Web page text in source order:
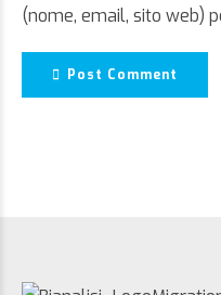
(nome, email, sito web)
Post Comment